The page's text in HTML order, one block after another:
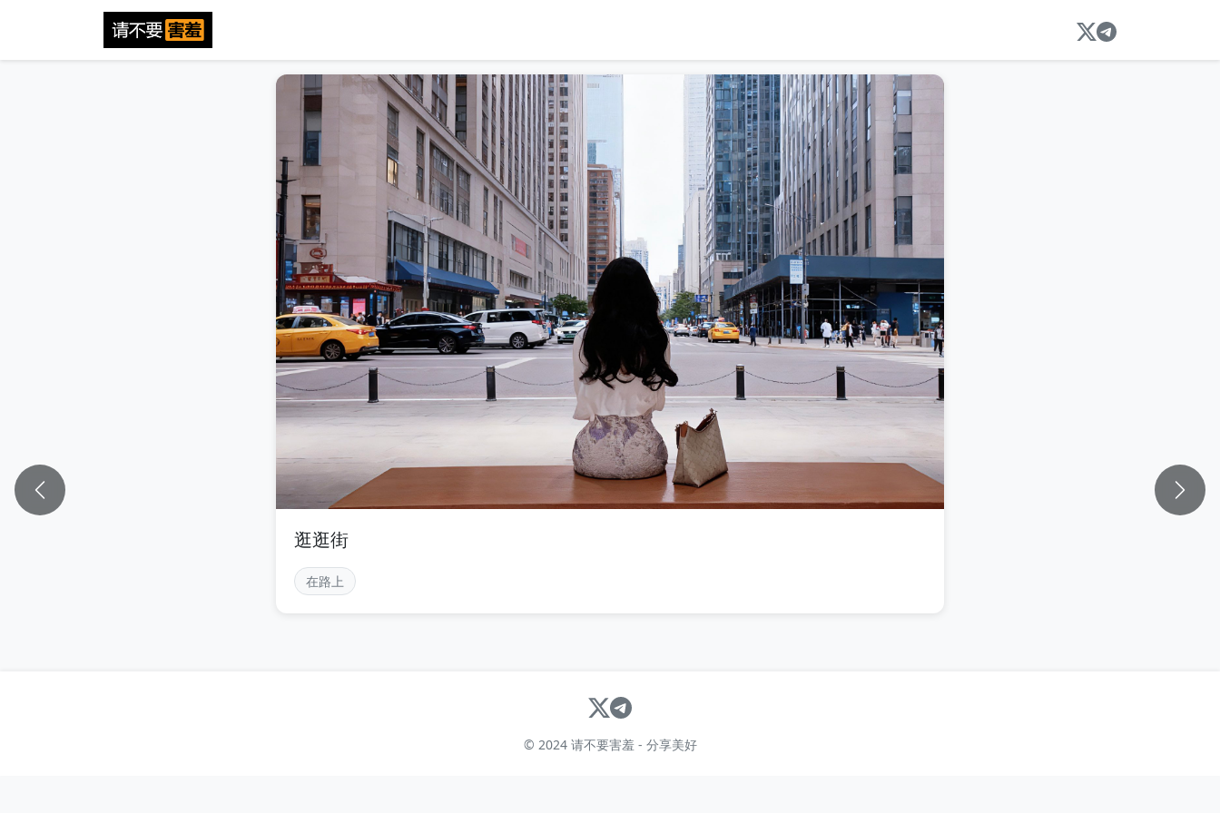
逛逛街
在路上
© 2024 请不要害羞 - 分享美好